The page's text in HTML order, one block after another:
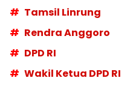
Tamsil Linrung
Rendra Anggoro
DPD RI
Wakil Ketua DPD RI